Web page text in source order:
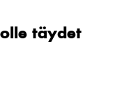
täydet